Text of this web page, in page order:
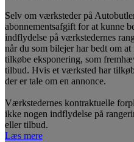
Selv om værksteder på
abonnementsafgift for at kunne
indflydelse på værkstedernes
når du som bilejer har bedt om
tilkøbe eksponering, som
tilbud. Hvis et værksted har
der er tale om en annonce.
Værkstedernes kontraktuelle
ikke nogen indflydelse på
eller tilbud.
Læs mere